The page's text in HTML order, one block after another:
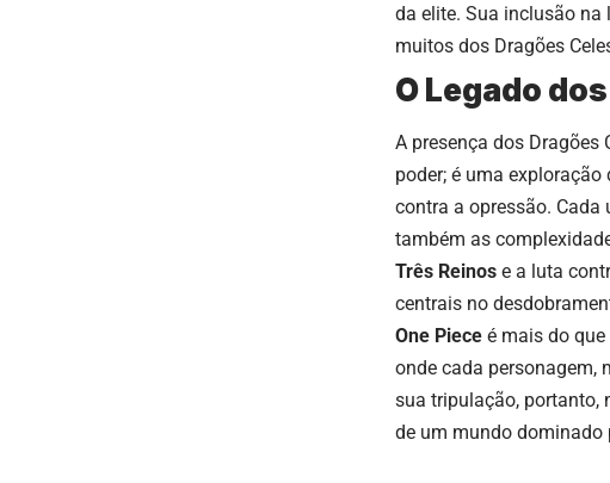
da elite. Sua inclusão na
muitos dos Dragões
O Legado
A presença dos Dragões
poder; é uma
contra a opressão. Cada
também as
Três Reinos e a luta
centrais no
One Piece é mais do
onde cada personagem,
sua tripulação, portanto,
de um mundo dominado